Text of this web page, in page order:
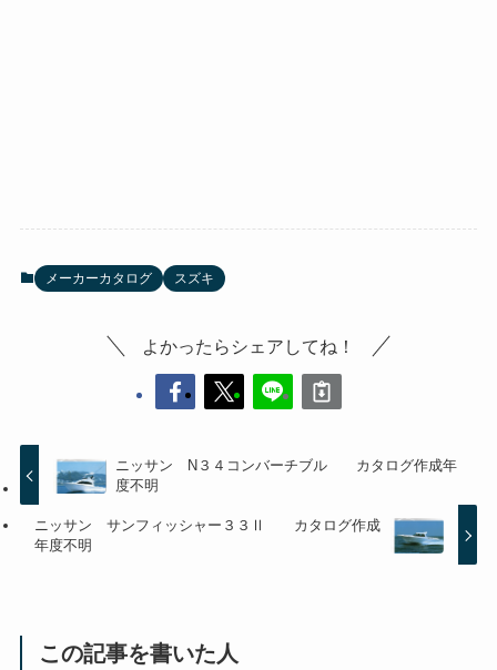
メーカーカタログ スズキ
よかったらシェアしてね！
ニッサン N３４コンバーチブル カタログ作成年
度不明
ニッサン サンフィッシャー３３Ⅱ カタログ作成
年度不明
この記事を書いた人